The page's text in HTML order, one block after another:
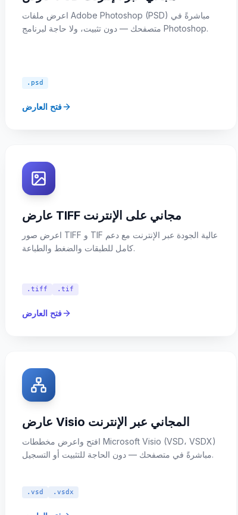
اعرض ملفات Adobe Photoshop (PSD) مباشرةً في
متصفحك — دون تثبيت، ولا حاجة لبرنامج Photoshop.
.psd
فتح العارض
عارض TIFF مجاني على الإنترنت
اعرض صور TIFF و TIF عالية الجودة عبر الإنترنت مع دعم
كامل للطبقات والضغط والطباعة.
.tiff .tif
فتح العارض
عارض Visio المجاني عبر الإنترنت
افتح واعرض مخططات Microsoft Visio (VSD، VSDX)
مباشرةً في متصفحك — دون الحاجة للتثبيت أو التسجيل.
.vsd .vsdx